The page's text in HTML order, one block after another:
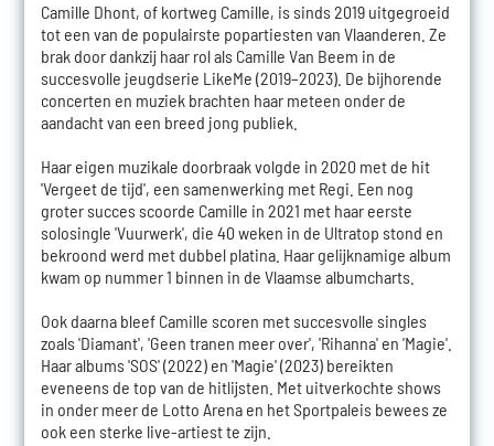
Camille Dhont, of kortweg Camille, is sinds 2019 uitgegroeid
tot een van de populairste popartiesten van Vlaanderen. Ze
brak door dankzij haar rol als Camille Van Beem in de
succesvolle jeugdserie LikeMe (2019–2023). De bijhorende
concerten en muziek brachten haar meteen onder de
aandacht van een breed jong publiek.
Haar eigen muzikale doorbraak volgde in 2020 met de hit
'Vergeet de tijd', een samenwerking met Regi. Een nog
groter succes scoorde Camille in 2021 met haar eerste
solosingle 'Vuurwerk', die 40 weken in de Ultratop stond en
bekroond werd met dubbel platina. Haar gelijknamige album
kwam op nummer 1 binnen in de Vlaamse albumcharts.
Ook daarna bleef Camille scoren met succesvolle singles
zoals 'Diamant', 'Geen tranen meer over', 'Rihanna' en 'Magie'.
Haar albums 'SOS' (2022) en 'Magie' (2023) bereikten
eveneens de top van de hitlijsten. Met uitverkochte shows
in onder meer de Lotto Arena en het Sportpaleis bewees ze
ook een sterke live-artiest te zijn.